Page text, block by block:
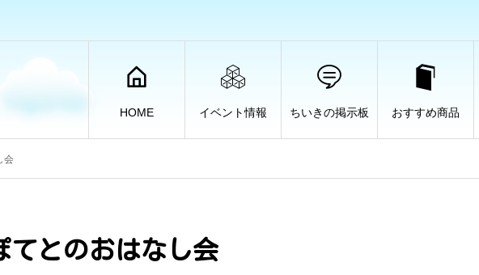
HOME イベント情報 ちいきの掲示板 おすすめ商品
会
てとのおはなし会